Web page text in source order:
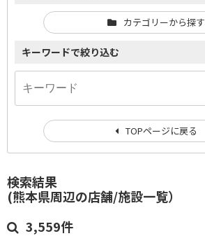
検索結果
(熊本県周辺の店舗/施設一覧）
3,559件
カテゴリーから探す
キーワードで絞り込む
TOPページに戻る